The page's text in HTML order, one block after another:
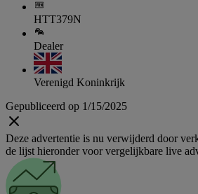
HTT379N
Dealer
Verenigd Koninkrijk
Gepubliceerd op 1/15/2025
Deze advertentie is nu verwijderd door
de lijst hieronder voor vergelijkbare live